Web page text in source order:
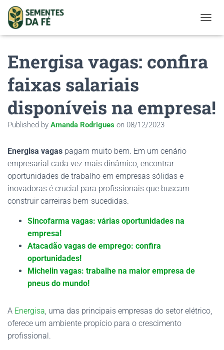
Energisa vagas: confira
faixas salariais
disponíveis na empresa!
Published by Amanda Rodrigues on 08/12/2023
Energisa vagas pagam muito bem. Em um cenário
empresarial cada vez mais dinâmico, encontrar
oportunidades de trabalho em empresas sólidas e
inovadoras é crucial para profissionais que buscam
construir carreiras bem-sucedidas.
Sincofarma vagas: várias oportunidades na
empresa!
Atacadão vagas de emprego: confira
oportunidades!
Michelin vagas: trabalhe na maior empresa de
pneus do mundo!
A Energisa, uma das principais empresas do setor elétrico,
oferece um ambiente propício para o crescimento
profissional.